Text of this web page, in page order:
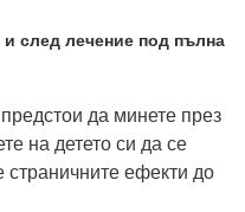
след лечение под пълна
да минете през
на детето си да се
ефекти до